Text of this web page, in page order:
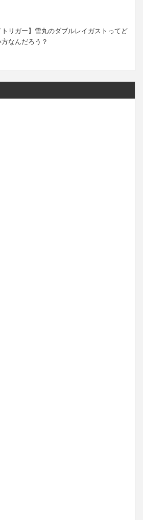
トリガー】雪丸のダブルレイガストってど
なんだろう？